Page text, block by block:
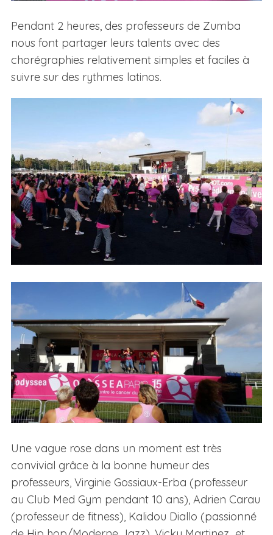
Pendant 2 heures, des professeurs de Zumba
nous font partager leurs talents avec des
chorégraphies relativement simples et faciles à
suivre sur des rythmes latinos.
Une vague rose dans un moment est très
convivial grâce à la bonne humeur des
professeurs, Virginie Gossiaux-Erba (professeur
au Club Med Gym pendant 10 ans), Adrien Carau
(professeur de fitness), Kalidou Diallo (passionné